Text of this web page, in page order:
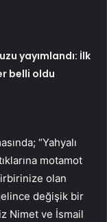
yayımlandı: İlk
belli oldu
“Yahyalı
motamot
olan
değişik bir
Nimet ve İsmail